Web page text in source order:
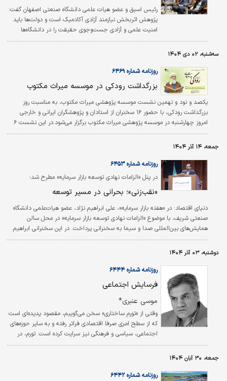
رئیس اسبق و عضو هیات علمی دانشگاه صنعتی اصفهان گفت:
پژوهش اثربخش نیازمند آزادی آکادمیک است و دولت‌ها باید
امنیت علمی و آزادی جست‌وجوی حقیقت را در دانشگاه‌ها
تضمین کنند. محمود مدرس‌ هاشمی در آیین تجلیل از
به سمت یکپارچگی حرکت کند و در صورت وجود محدودیت‌های
قانونی در جامعه وظیفه دولت است که امنیت علمی و آزادی
جست‌وجوی حقیقت را برای دانشگاهیان تامین کند.
سه‌شنبه، ۰۲ دی ۱۴۰۴
روزنامه شماره ۶۴۶۹
بزرگداشت رودکی در موسسه میراث مکتوب
یکصد و نود و نهمین نشست موسسه پژوهشی میراث مکتوب، به مناسبت روز
بزرگداشت رودکی، با حضور ۱۶ سخنران از استادان و پژوهشگران ایرانی و خارجی
امروز چهارشنبه در موسسه پژوهشی میراث مکتوب برگزار می‌شود.در این نشست ۶
نفر از استادان به صورت حضوری در موسسه پژوهشی میراث مکتوب سخنرانی
موسسه پژوهشی میراث مکتوب پخش خواهد شد.
جمعه، ۱۴ آذر ۱۴۰۴
در پنل «الزامات نهادی توسعه بازار سرمایه» مطرح شد؛
روزنامه شماره ۶۴۵۳
«نقب‏‏‌زنی»؛ بحرانی در مسیر توسعه
دنیای اقتصاد: در «هفته بازار سرمایه»، علی ابراهیم نژاد، عضو هیات‌علمی دانشگاه
صنعتی شریف، با موضوع «الزامات نهادی توسعه بازار سرمایه» در محل سالن
همایش‌های بین‌المللی صدا و سیما به سخنرانی پرداخت. در این سخنرانی ابراهیم
نژاد دو عامل را اصلی‌ترین ارکان توسعه بازار سرمایه کشور دانست. نخست،
فراهم‌کردن یک جریان دائمی از اطلاعات دقیق و درست برای سرمایه‏‏‌گذاران خرد و
دوم، فراهم‌کردن فضایی که در آن امکان سوء‏‏‌استفاده توسط مدیران و ناشران فراهم
نباشد. همچنین در این میان و جهت محقق‌شدن هدف دوم، مساله‌ای که از…
دوشنبه، ۰۳ آذر ۱۴۰۴
روزنامه شماره ۶۴۴۴
فرسایش اجتماعی
موسی عنبری*
وقتی از «تورم ساختاری» سخن می‌گوییم، مقصود پدیده‌ای است
که از سطح امری صرفا اقتصادی فراتر رفته و به سایر حوزه‌های
اجتماعی، سیاسی و فرهنگی نیز سرایت کرده است. تورم، در
حالت معمول، یک متغیر اقتصادی است؛ علت آن در
جمعه، ۳۰ آبان ۱۴۰۴
روزنامه شماره ۶۴۴۲